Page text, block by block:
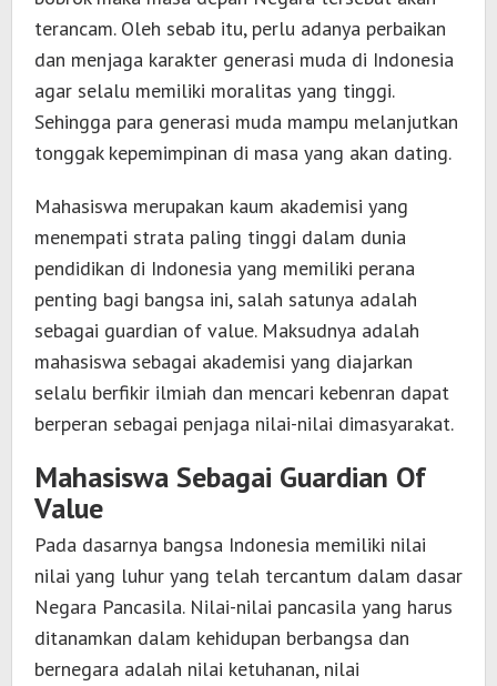
terancam. Oleh sebab itu, perlu adanya perbaikan
dan menjaga karakter generasi muda di Indonesia
agar selalu memiliki moralitas yang tinggi.
Sehingga para generasi muda mampu melanjutkan
tonggak kepemimpinan di masa yang akan dating.
Mahasiswa merupakan kaum akademisi yang
menempati strata paling tinggi dalam dunia
pendidikan di Indonesia yang memiliki perana
penting bagi bangsa ini, salah satunya adalah
sebagai guardian of value. Maksudnya adalah
mahasiswa sebagai akademisi yang diajarkan
selalu berfikir ilmiah dan mencari kebenran dapat
berperan sebagai penjaga nilai-nilai dimasyarakat.
Mahasiswa Sebagai Guardian Of
Value
Pada dasarnya bangsa Indonesia memiliki nilai
nilai yang luhur yang telah tercantum dalam dasar
Negara Pancasila. Nilai-nilai pancasila yang harus
ditanamkan dalam kehidupan berbangsa dan
bernegara adalah nilai ketuhanan, nilai